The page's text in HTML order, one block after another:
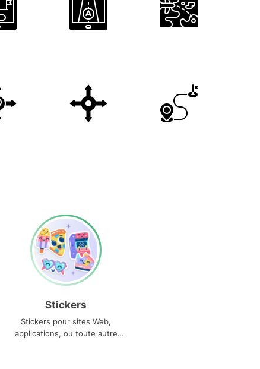
Stickers
Stickers pour sites Web,
applications, ou toute autre